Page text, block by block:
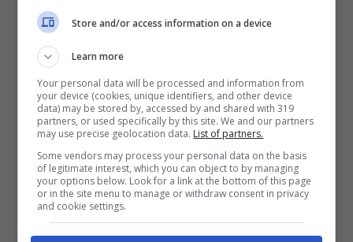
Volevo regalare ai miei nonni un
cane, così ho scoperto le razze più
adatte agli anziani
30 Agosto 2025
Store and/or access information on a device
Learn more
Your personal data will be processed and information from
your device (cookies, unique identifiers, and other device
data) may be stored by, accessed by and shared with 319
partners, or used specifically by this site. We and our partners
may use precise geolocation data. List of partners.
Some vendors may process your personal data on the basis
of legitimate interest, which you can object to by managing
your options below. Look for a link at the bottom of this page
or in the site menu to manage or withdraw consent in privacy
and cookie settings.